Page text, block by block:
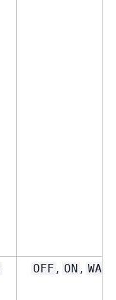
OFF , ON , WARN